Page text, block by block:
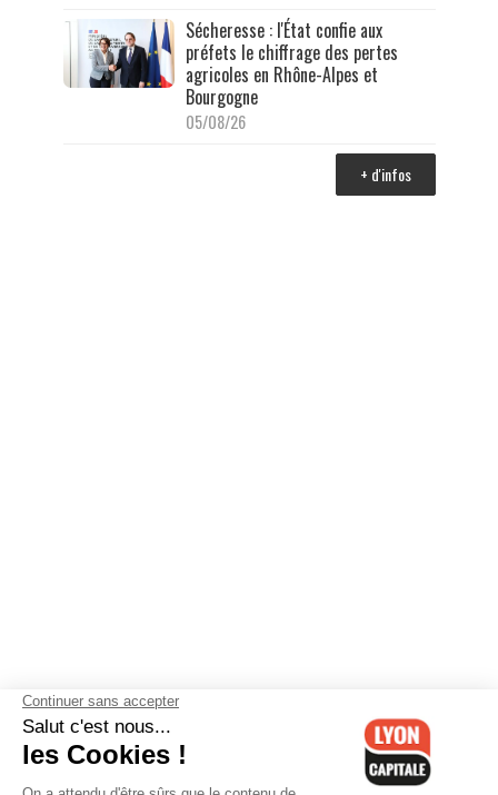
Sécheresse : l'État confie aux
préfets le chiffrage des pertes
agricoles en Rhône-Alpes et
Bourgogne
05/08/26
+ d'infos